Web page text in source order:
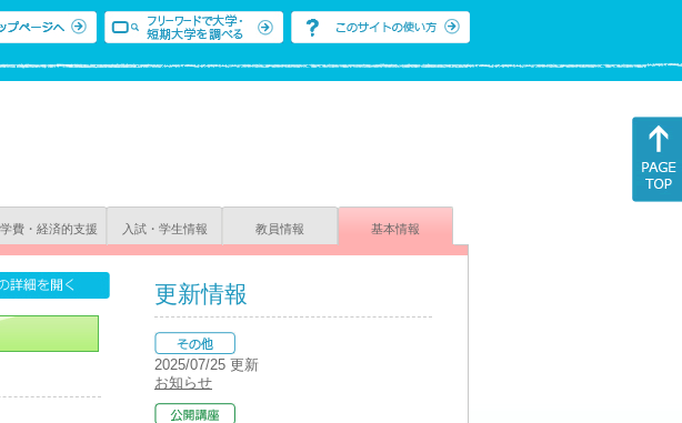
学費・経済的支援 入試・学生情報 教員情報 基本情報
更新情報
2025/07/25 更新
お知らせ